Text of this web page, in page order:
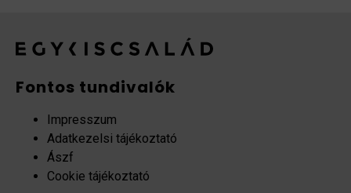
Fontos tundivalók
Impresszum
Adatkezelsi tájékoztató
Ászf
Cookie tájékoztató